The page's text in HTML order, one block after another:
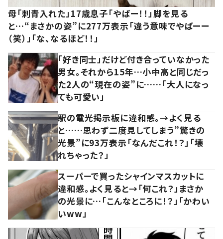
母「刺青入れた」17歳息子「やばー！！」脚を見る
と…“まさかの姿”に277万表示「違う意味でやばーー
（笑）」「な、なるほど！！」
「好き同士」だけど付き合っていなかった
男女。それから15年…小中高と同じだっ
た2人の“現在の姿”に……「大人になっ
ても可愛い」
駅の電光掲示板に違和感。→よく見る
と……思わず二度見してしまう”驚きの
光景”に93万表示「なんだこれ！？」「壊
れちゃった？」
スーパーで買ったシャインマスカットに
違和感。よく見ると→「何これ？」まさか
の光景に…「こんなところに！？」「かわい
いww」